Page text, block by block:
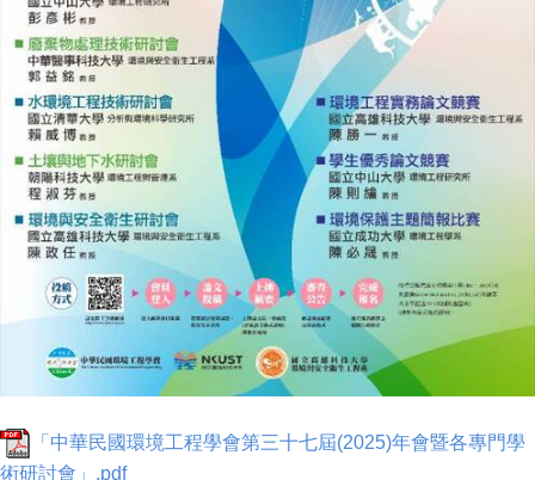
「中華民國環境工程學會第三十七屆(2025)年會暨各專門學
術研討會」.pdf